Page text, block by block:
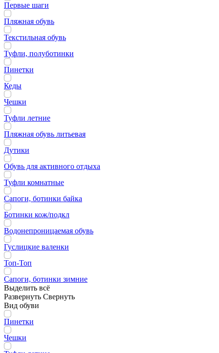
Первые шаги
Пляжная обувь
Текстильная обувь
Туфли, полуботинки
Пинетки
Кеды
Чешки
Туфли летние
Пляжная обувь литьевая
Дутики
Обувь для активного отдыха
Туфли комнатные
Сапоги, ботинки байка
Ботинки кож/подкл
Водонепроницаемая обувь
Гуслицкие валенки
Топ-Топ
Сапоги, ботинки зимние
Выделить всё
Развернуть Свернуть
Вид обуви
Пинетки
Чешки